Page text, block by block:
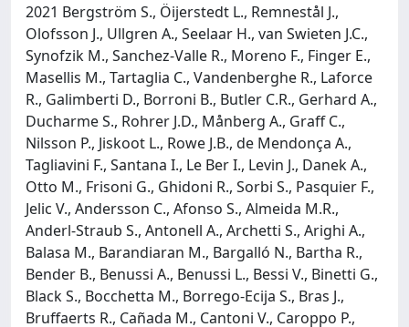
2021 Bergström S., Öijerstedt L., Remnestål J.,
Olofsson J., Ullgren A., Seelaar H., van Swieten J.C.,
Synofzik M., Sanchez-Valle R., Moreno F., Finger E.,
Masellis M., Tartaglia C., Vandenberghe R., Laforce
R., Galimberti D., Borroni B., Butler C.R., Gerhard A.,
Ducharme S., Rohrer J.D., Månberg A., Graff C.,
Nilsson P., Jiskoot L., Rowe J.B., de Mendonça A.,
Tagliavini F., Santana I., Le Ber I., Levin J., Danek A.,
Otto M., Frisoni G., Ghidoni R., Sorbi S., Pasquier F.,
Jelic V., Andersson C., Afonso S., Almeida M.R.,
Anderl-Straub S., Antonell A., Archetti S., Arighi A.,
Balasa M., Barandiaran M., Bargalló N., Bartha R.,
Bender B., Benussi A., Benussi L., Bessi V., Binetti G.,
Black S., Bocchetta M., Borrego-Ecija S., Bras J.,
Bruffaerts R., Cañada M., Cantoni V., Caroppo P.,